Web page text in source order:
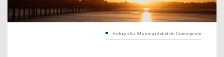
Fotografía: Municipalidad de Concepción